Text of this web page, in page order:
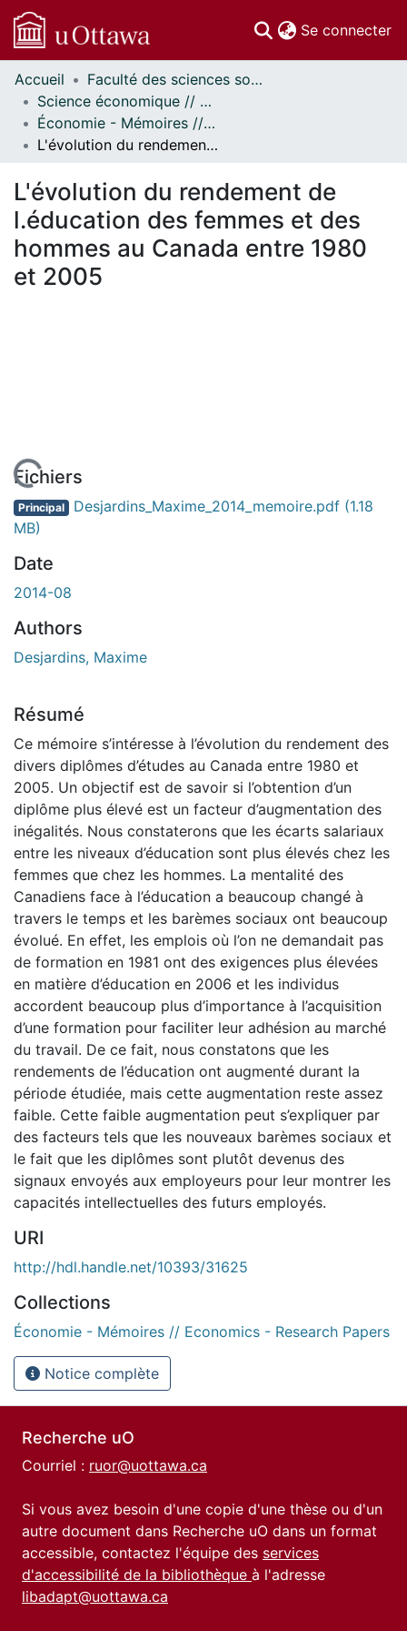
Se connecter
Communautés
et collections
Parcourir
Statistiques
À propos
Accueil
Faculté des sciences sociales // Faculty of Social Sciences
Science économique // Economics
Économie - Mémoires // Economics - Research Papers
L'évolution du rendement de l.éducation des femmes et des hommes au Canada entre 1980 et 2005
L'évolution du rendement de
l.éducation des femmes et des
hommes au Canada entre 1980
et 2005
En cours de chargement...
Fichiers
Principal Desjardins_Maxime_2014_memoire.pdf (1.18
MB)
Date
2014-08
Authors
Desjardins, Maxime
Résumé
Ce mémoire s’intéresse à l’évolution du rendement des
divers diplômes d’études au Canada entre 1980 et
2005. Un objectif est de savoir si l’obtention d’un
diplôme plus élevé est un facteur d’augmentation des
inégalités. Nous constaterons que les écarts salariaux
entre les niveaux d’éducation sont plus élevés chez les
femmes que chez les hommes. La mentalité des
Canadiens face à l’éducation a beaucoup changé à
travers le temps et les barèmes sociaux ont beaucoup
évolué. En effet, les emplois où l’on ne demandait pas
de formation en 1981 ont des exigences plus élevées
en matière d’éducation en 2006 et les individus
accordent beaucoup plus d’importance à l’acquisition
d’une formation pour faciliter leur adhésion au marché
du travail. De ce fait, nous constatons que les
rendements de l’éducation ont augmenté durant la
période étudiée, mais cette augmentation reste assez
faible. Cette faible augmentation peut s’expliquer par
des facteurs tels que les nouveaux barèmes sociaux et
le fait que les diplômes sont plutôt devenus des
signaux envoyés aux employeurs pour leur montrer les
capacités intellectuelles des futurs employés.
URI
http://hdl.handle.net/10393/31625
Collections
Économie - Mémoires // Economics - Research Papers
Notice complète
Recherche uO
Courriel : ruor@uottawa.ca
Si vous avez besoin d'une copie d'une thèse ou d'un
autre document dans Recherche uO dans un format
accessible, contactez l'équipe des services
d'accessibilité de la bibliothèque à l'adresse
libadapt@uottawa.ca